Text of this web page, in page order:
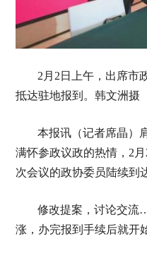
2月2日上午，出席市
抵达驻地报到。韩文洲摄
本报讯（记者席晶）
满怀参政议政的热情，2
次会议的政协委员陆续到
修改提案，讨论交
涨，办完报到手续后就开